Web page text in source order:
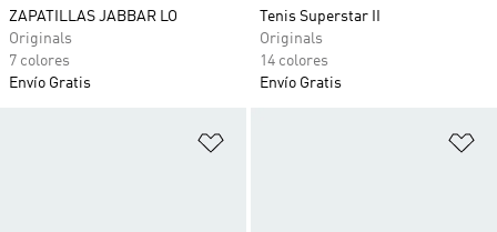
ZAPATILLAS JABBAR LO
Originals
7 colores
Envío Gratis
Tenis Superstar II
Originals
14 colores
Envío Gratis